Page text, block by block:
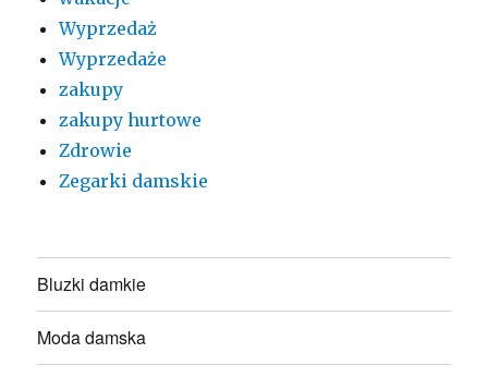
Wyprzedaż
Wyprzedaże
zakupy
zakupy hurtowe
Zdrowie
Zegarki damskie
Bluzki damkie
Moda damska